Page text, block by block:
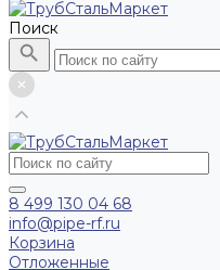
Поиск
8 499 130 04 68
info@pipe-rf.ru
Корзина
Отложенные